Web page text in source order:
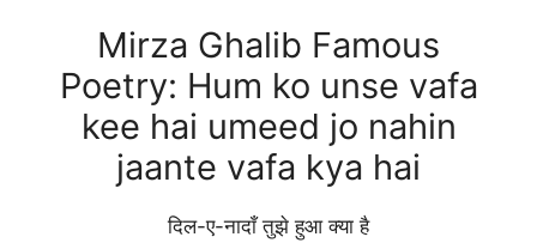
Mirza Ghalib Famous
Poetry: Hum ko unse vafa
kee hai umeed jo nahin
jaante vafa kya hai
दिल-ए-नादाँ तुझे हुआ क्या है